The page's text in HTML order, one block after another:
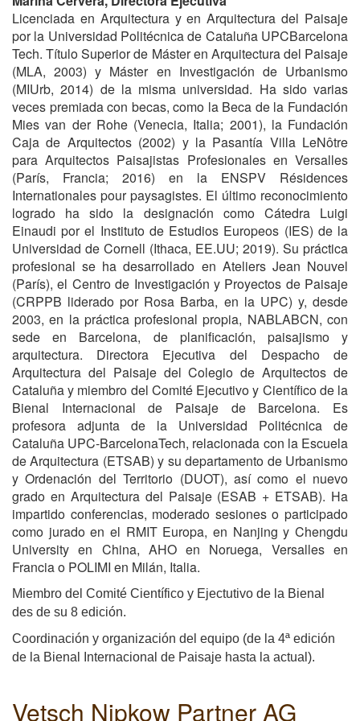
Licenciada en Arquitectura y en Arquitectura del Paisaje
por la Universidad Politécnica de Cataluña UPCBarcelona
Tech. Título Superior de Máster en Arquitectura del Paisaje
(MLA, 2003) y Máster en Investigación de Urbanismo
(MIUrb, 2014) de la misma universidad. Ha sido varias
veces premiada con becas, como la Beca de la Fundación
Mies van der Rohe (Venecia, Italia; 2001), la Fundación
Caja de Arquitectos (2002) y la Pasantía Villa LeNôtre
para Arquitectos Paisajistas Profesionales en Versalles
(París, Francia; 2016) en la ENSPV Résidences
Internationales pour paysagistes. El último reconocimiento
logrado ha sido la designación como Cátedra Luigi
Einaudi por el Instituto de Estudios Europeos (IES) de la
Universidad de Cornell (Ithaca, EE.UU; 2019). Su práctica
profesional se ha desarrollado en Ateliers Jean Nouvel
(París), el Centro de Investigación y Proyectos de Paisaje
(CRPPB liderado por Rosa Barba, en la UPC) y, desde
2003, en la práctica profesional propia, NABLABCN, con
sede en Barcelona, de planificación, paisajismo y
arquitectura. Directora Ejecutiva del Despacho de
Arquitectura del Paisaje del Colegio de Arquitectos de
Cataluña y miembro del Comité Ejecutivo y Científico de la
Bienal Internacional de Paisaje de Barcelona​​. Es
profesora adjunta de la Universidad Politécnica de
Cataluña UPC-BarcelonaTech, relacionada con la Escuela
de Arquitectura (ETSAB) y su departamento de Urbanismo
y Ordenación del Territorio (DUOT), así como el nuevo
grado en Arquitectura del Paisaje (ESAB + ETSAB). Ha
impartido conferencias, moderado sesiones o participado
como jurado en el RMIT Europa, en Nanjing y Chengdu
University en China, AHO en Noruega, Versalles en
Francia o POLIMI en Milán, Italia.
Miembro del Comité Científico y Ejectutivo de la Bienal
des de su 8 edición.
Coordinación y organización del equipo (de la 4ª edición
de la Bienal Internacional de Paisaje hasta la actual).
Vetsch Nipkow Partner AG